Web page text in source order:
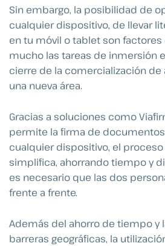
Sin embargo, la posibilidad de
cualquier dispositivo, de llevar
en tu móvil o tablet son
mucho las tareas de inmersión
cierre de la comercialización
una nueva área.
Gracias a soluciones como
permite la firma de
cualquier dispositivo, el
simplifica, ahorrando tiempo y
es necesario que las dos
frente a frente.
Además del ahorro de tiempo y
barreras geográficas, la